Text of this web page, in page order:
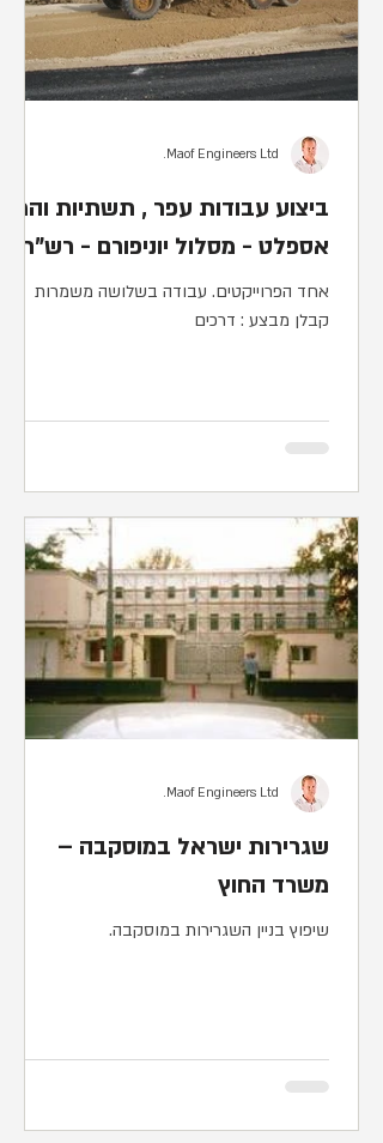
ביצוע עבודות עפר , תשתיות והמון
אספלט - מסלול יוניפורם - רש"ת
אחד הפרוייקטים. עבודה בשלושה משמרות
קבלן מבצע : דרכים
Maof Engineers Ltd.
שגרירות ישראל במוסקבה –
משרד החוץ
שיפוץ בניין השגרירות במוסקבה.
Maof Engineers Ltd.